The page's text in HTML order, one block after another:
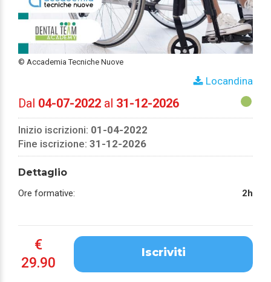
© Accademia Tecniche Nuove
Locandina
Dal 04-07-2022 al 31-12-2026
Inizio iscrizioni: 01-04-2022
Fine iscrizione: 31-12-2026
Dettaglio
Ore formative: 2h
Iscriviti
€
29.90